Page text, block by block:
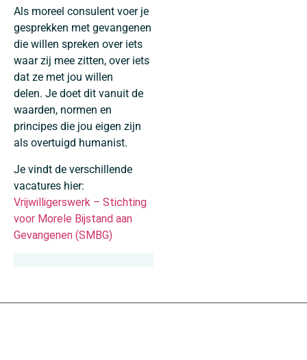
Als moreel consulent voer je
gesprekken met gevangenen
die willen spreken over iets
waar zij mee zitten, over iets
dat ze met jou willen
delen. Je doet dit vanuit de
waarden, normen en
principes die jou eigen zijn
als overtuigd humanist.
Je vindt de verschillende
vacatures hier:
Vrijwilligerswerk – Stichting
voor Morele Bijstand aan
Gevangenen (SMBG)